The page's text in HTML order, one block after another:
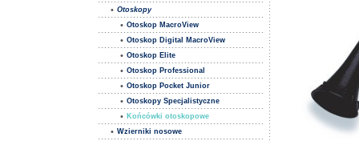
• Otoskopy
• Otoskop MacroView
• Otoskop Digital MacroView
• Otoskop Elite
• Otoskop Professional
• Otoskop Pocket Junior
• Otoskopy Specjalistyczne
• Końcówki otoskopowe
• Wzierniki nosowe